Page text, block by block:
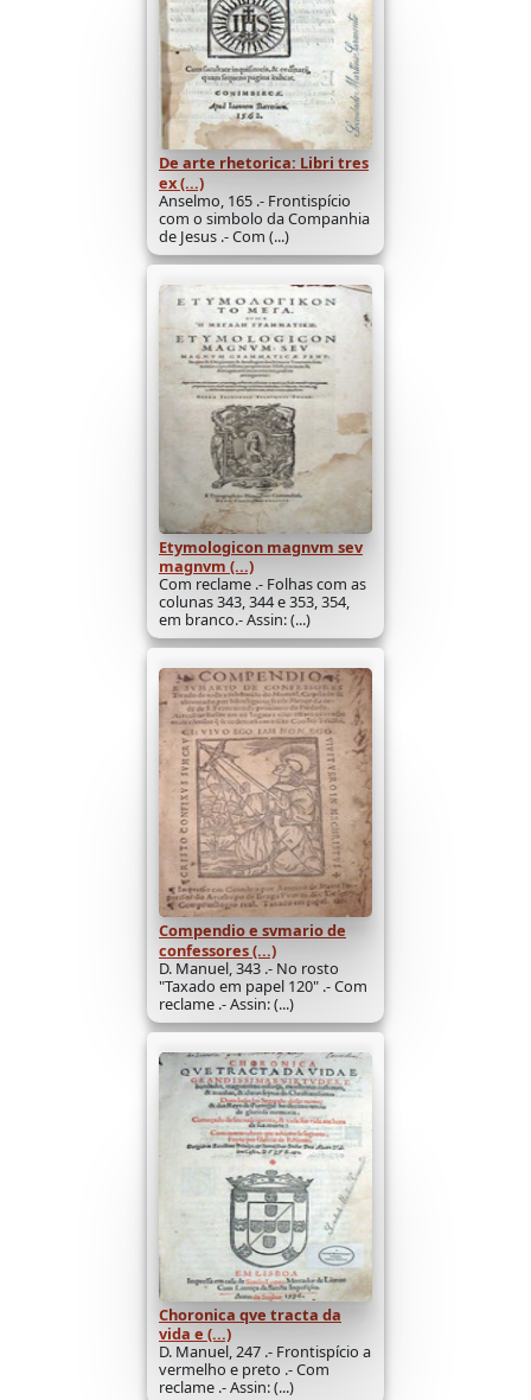
De arte rhetorica: Libri tres
ex (...)
Anselmo, 165 .- Frontispício
com o simbolo da Companhia
de Jesus .- Com (...)
Etymologicon magnvm sev
magnvm (...)
Com reclame .- Folhas com as
colunas 343, 344 e 353, 354,
em branco.- Assin: (...)
Compendio e svmario de
confessores (...)
D. Manuel, 343 .- No rosto
"Taxado em papel 120" .- Com
reclame .- Assin: (...)
Choronica qve tracta da
vida e (...)
D. Manuel, 247 .- Frontispício a
vermelho e preto .- Com
reclame .- Assin: (...)